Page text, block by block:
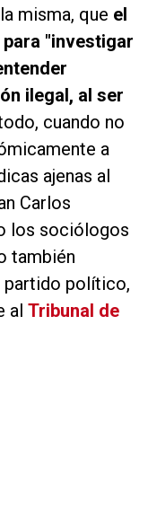
misma, que el
"investigar
ilegal, al ser
cuando no
a
ajenas al
Carlos
los sociólogos
también
partido político,
al Tribunal de